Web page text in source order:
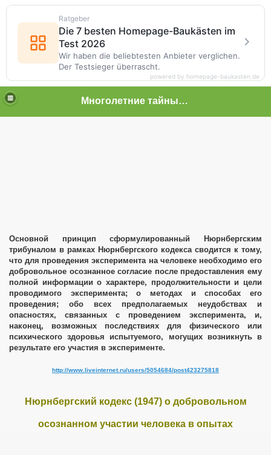
Многолетние тайные пытки граждан
Основной принцип сформулированный Нюрнбергским
трибуналом в рамках Нюрнбергского кодекса сводится к тому,
что для проведения эксперимента на человеке необходимо его
добровольное осознанное согласие после предоставления ему
полной информации о характере, продолжительности и цели
проводимого эксперимента; о методах и способах его
проведения; обо всех предполагаемых неудобствах и
опасностях, связанных с проведением эксперимента, и,
наконец, возможных последствиях для физического или
психического здоровья испытуемого, могущих возникнуть в
результате его участия в эксперименте.
http://www.liveinternet.ru/users/5054684/post423275818
Нюрнбергский кодекс (1947) о добровольном
осознанном участии человека в опытах
безопасности
Ratgeber
Die 7 besten Homepage-Baukästen im
Test 2026
Wir haben die beliebtesten Anbieter verglichen.
Der Testsieger überrascht.
powered by homepage-baukasten.de